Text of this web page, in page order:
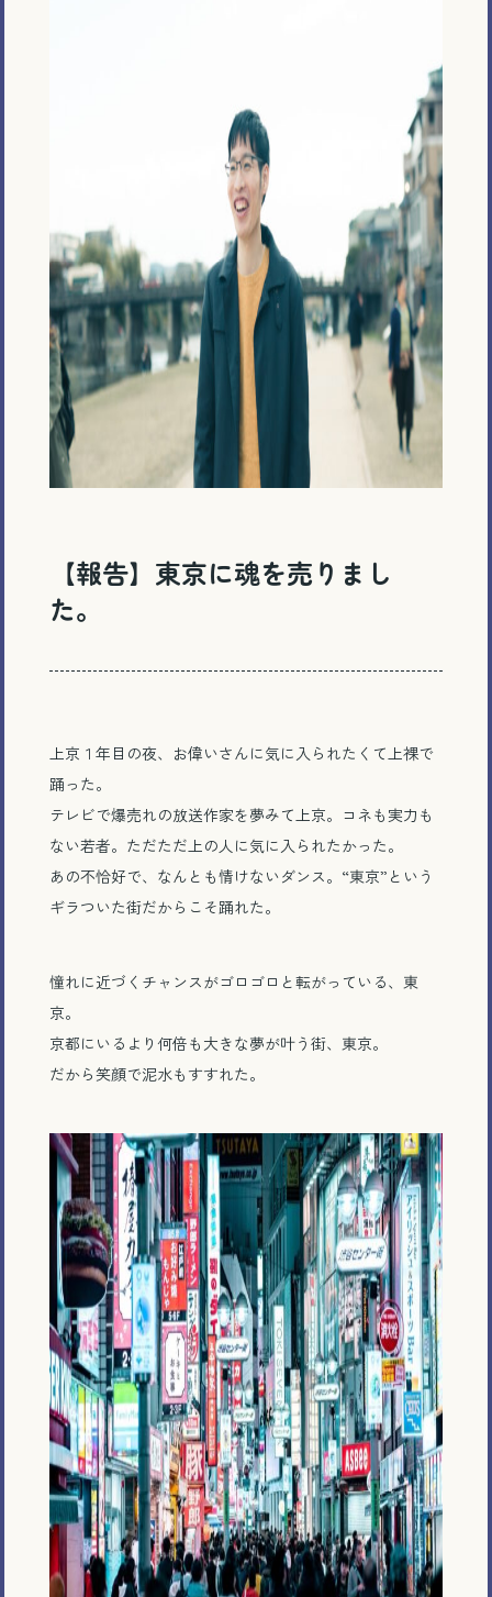
【報告】東京に魂を売りまし
た。
上京１年目の夜、お偉いさんに気に入られたくて上裸で
踊った。
テレビで爆売れの放送作家を夢みて上京。コネも実力も
ない若者。ただただ上の人に気に入られたかった。
あの不恰好で、なんとも情けないダンス。“東京”という
ギラついた街だからこそ踊れた。
憧れに近づくチャンスがゴロゴロと転がっている、東
京。
京都にいるより何倍も大きな夢が叶う街、東京。
だから笑顔で泥水もすすれた。